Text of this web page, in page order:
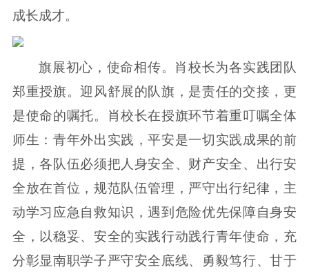
成长成才。
旗展初心，使命相传。肖校长为各实践团队
郑重授旗。迎风舒展的队旗，是责任的交接，更
是使命的嘱托。肖校长在授旗环节着重叮嘱全体
师生：青年外出实践，平安是一切实践成果的前
提，各队伍必须把人身安全、财产安全、出行安
全放在首位，规范队伍管理，严守出行纪律，主
动学习应急自救知识，遇到危险优先保障自身安
全，以稳妥、安全的实践行动践行青年使命，充
分彰显南职学子严守安全底线、勇毅笃行、甘于